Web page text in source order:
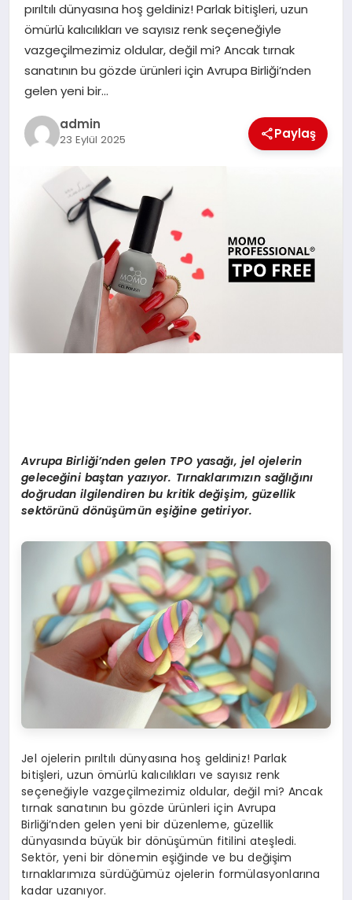
pırıltılı dünyasına hoş geldiniz! Parlak bitişleri, uzun
ömürlü kalıcılıkları ve sayısız renk seçeneğiyle
vazgeçilmezimiz oldular, değil mi? Ancak tırnak
sanatının bu gözde ürünleri için Avrupa Birliği’nden
gelen yeni bir…
admin
23 Eylül 2025 Paylaş
Avrupa Birliği’nden gelen TPO yasağı, jel ojelerin
geleceğini baştan yazıyor. Tırnaklarımızın sağlığını
doğrudan ilgilendiren bu kritik değişim, güzellik
sektörünü dönüşümün eşiğine getiriyor.
Jel ojelerin pırıltılı dünyasına hoş geldiniz! Parlak
bitişleri, uzun ömürlü kalıcılıkları ve sayısız renk
seçeneğiyle vazgeçilmezimiz oldular, değil mi? Ancak
tırnak sanatının bu gözde ürünleri için Avrupa
Birliği’nden gelen yeni bir düzenleme, güzellik
dünyasında büyük bir dönüşümün fitilini ateşledi.
Sektör, yeni bir dönemin eşiğinde ve bu değişim
tırnaklarımıza sürdüğümüz ojelerin formülasyonlarına
kadar uzanıyor.